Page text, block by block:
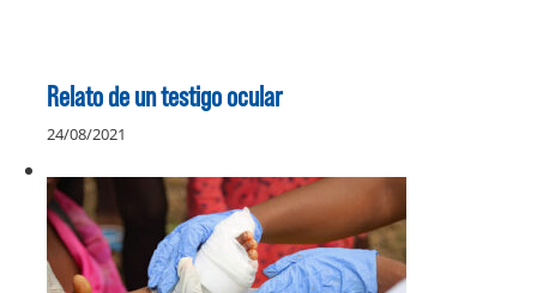
Relato de un testigo ocular
24/08/2021